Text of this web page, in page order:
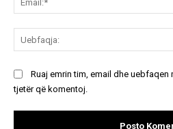
Ruaj emrin tim, email dhe uebfaqen
tjetër që komentoj.